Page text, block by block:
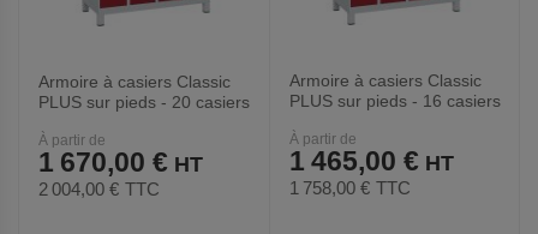
Armoire à casiers Classic
PLUS sur pieds - 20 casiers
À partir de
1 670,00 €
2 004,00 € TTC
Armoire à casiers Classic
PLUS sur pieds - 16 casiers
À partir de
1 465,00 €
1 758,00 € TTC